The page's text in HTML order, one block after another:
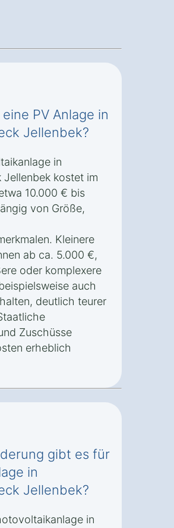
PV Anlage in
Jellenbek?
in
Jellenbek kostet im
10.000 € bis
von Größe,
Kleinere
ab ca. 5.000 €,
oder komplexere
auch
deutlich teurer
Zuschüsse
erheblich
gibt es für
in
Jellenbek?
in